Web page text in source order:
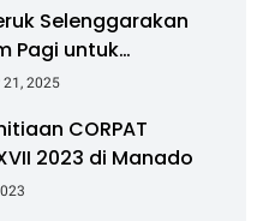
Selenggarakan
Pagi untuk
dan
21, 2025
CORPAT
2023 di Manado